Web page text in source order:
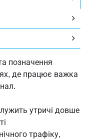
позначення
де працює важка
утричі довше
трафіку,